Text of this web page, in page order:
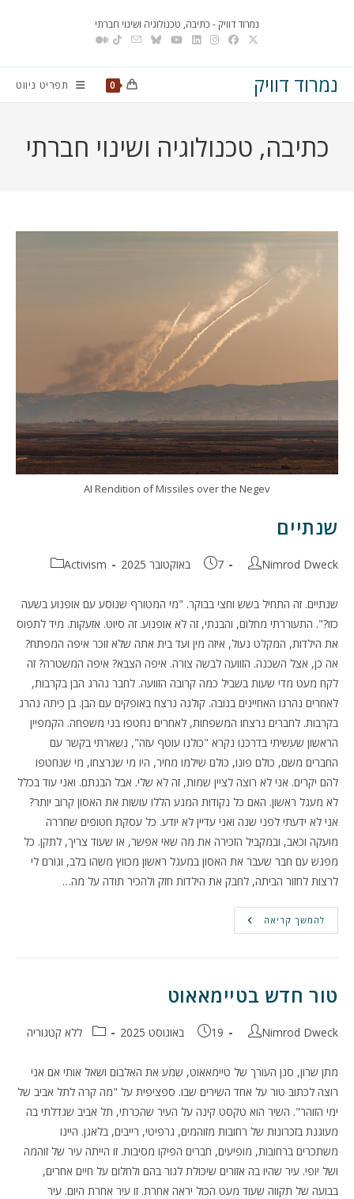
נמרוד דוויק - כתיבה, טכנולוגיה ושינוי חברתי
נמרוד דוויק 0 תפריט ניווט
כתיבה, טכנולוגיה ושינוי חברתי
AI Rendition of Missiles over the Negev
שנתיים
מחבר:
Nimrod Dweck פורסם:
7 באוקטובר 2025 קטגוריה:
Activism
שנתיים. זה התחיל בשש וחצי בבוקר. "מי המטורף שנוסע עם אופנוע בשעה
כזו?". התעוררתי מחלום, והבנתי, זה לא אופנוע. זה סיוט. אזעקות. מיד לתפוס
את הילדות, המקלט נעול, איזה מין ועד בית אתה שלא זוכר איפה המפתח?
אה כן, אצל השכנה. הזוועה לבשה צורה. איפה הצבא? איפה המשטרה? זה
לקח מעט מדי שעות בשביל כמה קרובה הזוועה. לחבר נהרג הבן בקרבות,
לאחרים נהרגו האחיינים בנובה. קולגה נרצח באופקים עם הבן. בן כיתה נהרג
בקרבות. לחברים נרצחו המשפחות, לאחרים נחטפו בני משפחה. הקמפיין
הראשון שעשיתי בדרכנו נקרא "כולנו עוטף עזה", נשארתי בקשר עם
החברים משם, כולם פונו, כולם שילמו מחיר, היו מי שנרצחו, מי שנחטפו
להם יקרים. אני לא רוצה לציין שמות, זה לא שלי. אבל הבנתם. ואני עוד בכלל
לא מעגל ראשון. האם כל נקודות המגע הללו עושות את האסון קרוב יותר?
אני לא ידעתי לפני שנה ואני עדיין לא יודע. כל עסקת חטופים שחררה
מועקה וכאב, ובמקביל הזכירה את מה שאי אפשר, או שעוד צריך, לתקן. כל
מפגש עם חבר שעבר את האסון במעגל ראשון מכווץ משהו בלב, וגורם לי
לרצות לחזור הביתה, לחבק את הילדות חזק ולהכיר תודה על מה…
להמשך קריאה שנתיים
טור חדש בטיימאאוט
מחבר:
Nimrod Dweck פורסם:
19 באוגוסט 2025 קטגוריה:ללא קטגוריה
מתן שרון, סגן העורך של טיימאאוט, שמע את האלבום ושאל אותי אם אני
רוצה לכתוב טור על אחד השירים שבו. ספציפית על "מה קרה לתל אביב של
ימי הזוהר". השיר הוא טקסט קינה על העיר שהכרתי, תל אביב שגדלתי בה
מעוגנת בזכרונות של רחובות מזוהמים, גרפיטי, רייבים, בלאגן. היינו
משתכרים ברחובות, מופיעים, חברים הפיקו מסיבות. זו הייתה עיר של זוהמה
ושל יופי. עיר שהיו בה אזורים שיכולת לגור בהם ולחלום על חיים אחרים,
בבועה של תקווה שעוד מעט הכול יראה אחרת. זו עיר אחרת היום. עיר